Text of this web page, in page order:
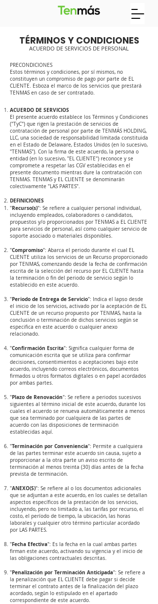
TÉRMINOS Y CONDICIONES
ACUERDO DE SERVICIOS DE PERSONAL
PRECONDICIONES
Estos términos y condiciones, por sí mismos, no
constituyen un compromiso de pago por parte de EL
CLIENTE. Esboza el marco de los servicios que prestará
TENMAS en caso de ser contratado.
ACUERDO DE SERVICIOS
El presente acuerdo establece los Términos y Condiciones
("TyC") que rigen la prestación de servicios de
contratación de personal por parte de TENMÁS HOLDING,
LLC, una sociedad de responsabilidad limitada constituida
en el Estado de Delaware, Estados Unidos (en lo sucesivo,
"TENMAS"). Con la firma de este acuerdo, la persona o
entidad (en lo sucesivo, "EL CLIENTE") reconoce y se
compromete a respetar las CGV establecidas en el
presente documento mientras dure la contratación con
TENMAS. TENMAS y EL CLIENTE se denominarán
colectivamente "LAS PARTES".
DEFINICIONES
"Recurso(s)": Se refiere a cualquier personal individual,
incluyendo empleados, colaboradores o candidatos,
propuestos y/o proporcionados por TENMAS a EL CLIENTE
para servicios de personal, así como cualquier servicio de
soporte asociado o materiales disponibles.
"Compromiso": Abarca el periodo durante el cual EL
CLIENTE utiliza los servicios de un Recurso proporcionado
por TENMAS, comenzando desde la fecha de confirmación
escrita de la selección del recurso por EL CLIENTE hasta
la terminación o fin del periodo de servicio según lo
establecido en este acuerdo.
"Periodo de Entrega de Servicio": Indica el lapso desde
el inicio de los servicios, activado por la aceptación de EL
CLIENTE de un recurso propuesto por TENMAS, hasta la
conclusión o terminación de dichos servicios según se
especifica en este acuerdo o cualquier anexo
relacionado.
"Confirmación Escrita": Significa cualquier forma de
comunicación escrita que se utiliza para confirmar
decisiones, consentimientos o aceptaciones bajo este
acuerdo, incluyendo correos electrónicos, documentos
firmados u otros formatos digitales o en papel acordados
por ambas partes.
"Plazo de Renovación": Se refiere a periodos sucesivos
siguientes al término inicial de este acuerdo, durante los
cuales el acuerdo se renueva automáticamente a menos
que sea terminado por cualquiera de las partes de
acuerdo con las disposiciones de terminación
establecidas aquí.
"Terminación por Conveniencia": Permite a cualquiera
de las partes terminar este acuerdo sin causa, sujeto a
proporcionar a la otra parte un aviso escrito de
terminación al menos treinta (30) días antes de la fecha
prevista de terminación.
"ANEXO(S)": Se refiere al o los documentos adicionales
que se adjuntan a este acuerdo, en los cuales se detallan
aspectos específicos de la prestación de los servicios,
incluyendo, pero no limitado a, las tarifas por recurso, el
costo, el período de tiempo, la ubicación, las horas
laborales y cualquier otro término particular acordado
por LAS PARTES.
"Fecha Efectiva": Es la fecha en la cual ambas partes
firman este acuerdo, activando su vigencia y el inicio de
las obligaciones contractuales descritas.
"Penalización por Terminación Anticipada": Se refiere a
la penalización que EL CLIENTE debe pagar si decide
terminar el contrato antes de la finalización del plazo
acordado, según lo estipulado en el apartado
correspondiente de este acuerdo.